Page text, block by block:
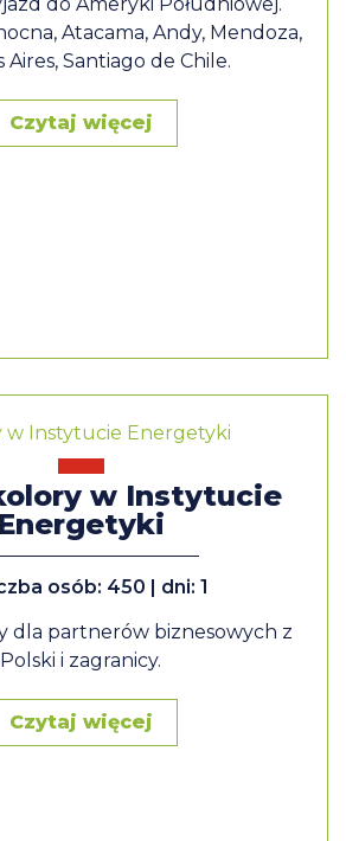
Atacama, Andy, Mendoza,
Aires, Santiago de Chile.
Czytaj więcej
w Instytucie
Energetyki
osób: 450 | dni: 1
dla partnerów biznesowych z
Polski i zagranicy.
Czytaj więcej